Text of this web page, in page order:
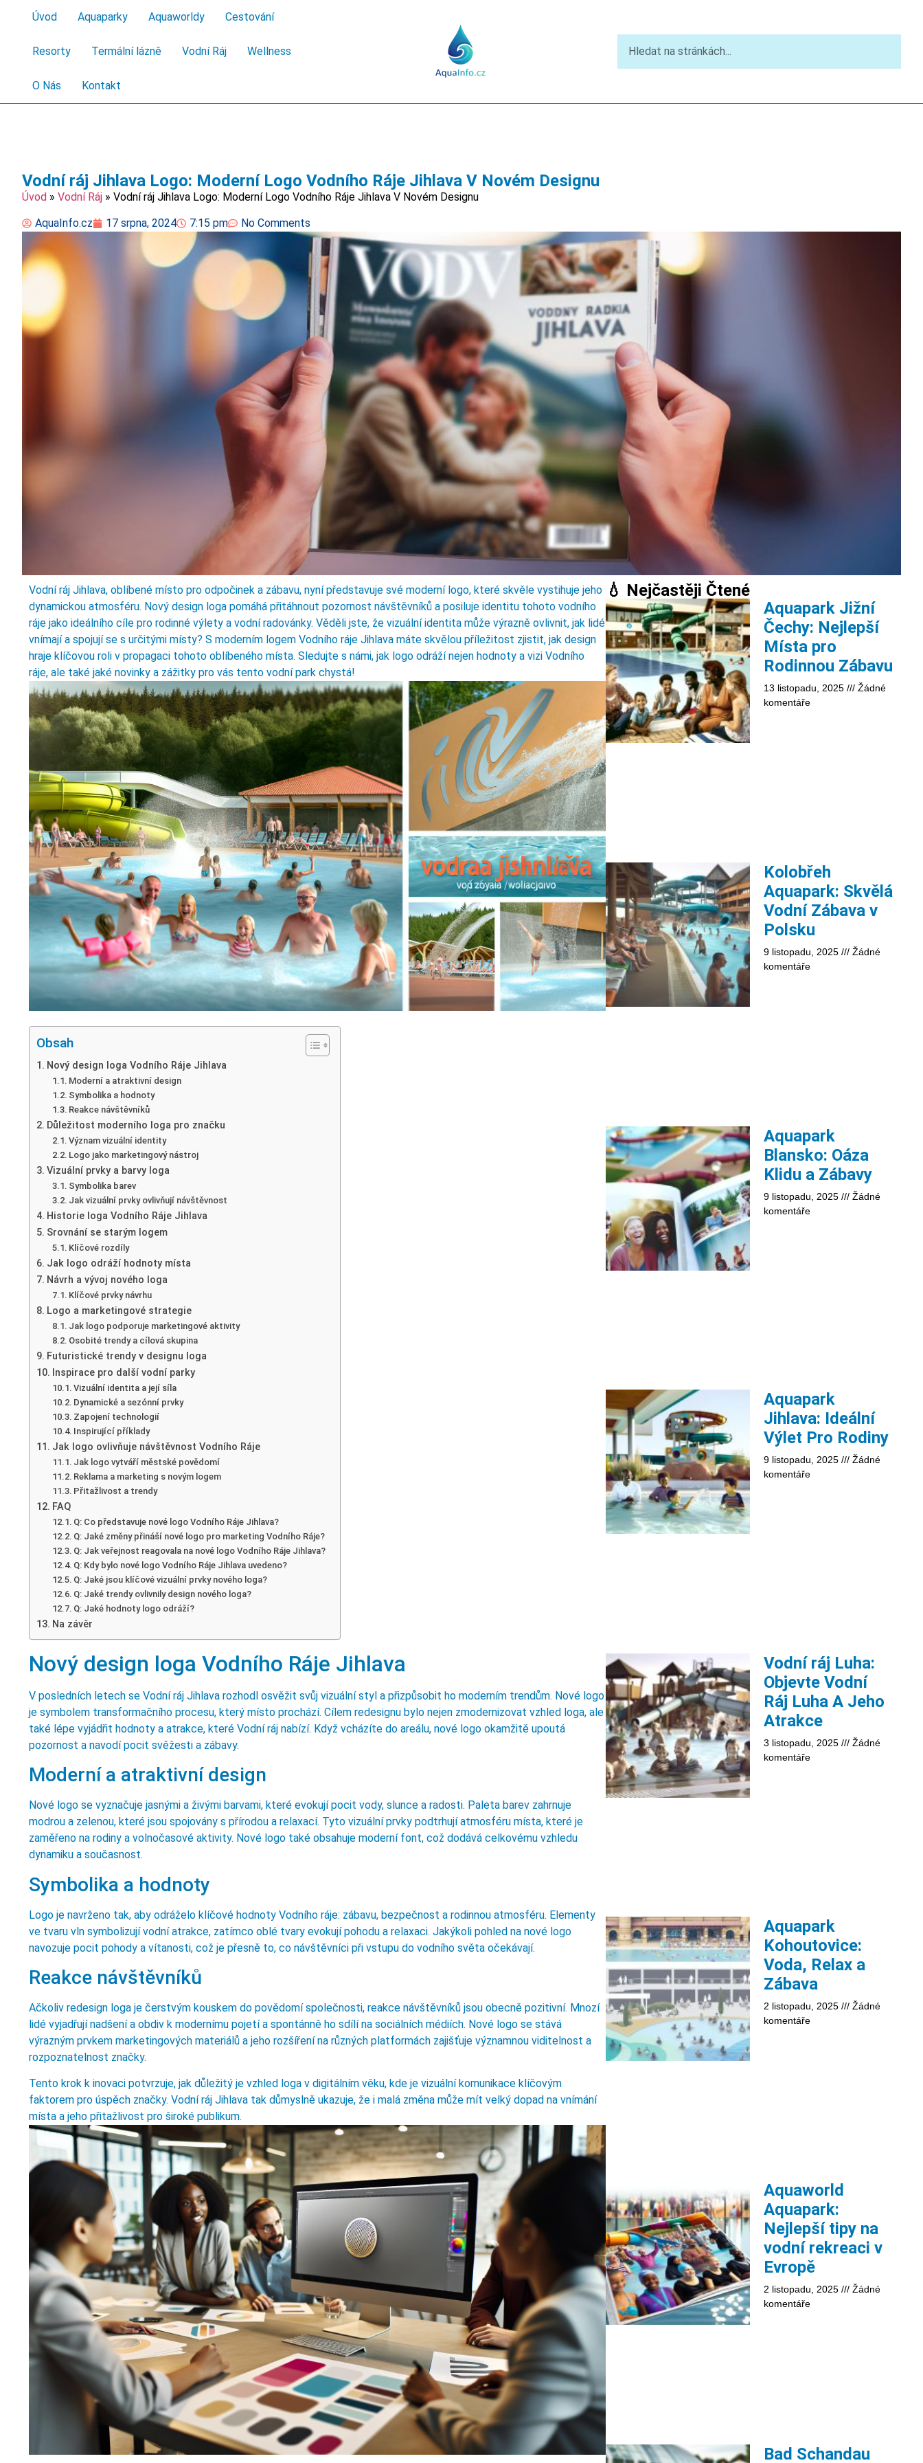
Úvod Aquaparky Aquaworldy Cestování
Resorty Termální lázně Vodní Ráj Wellness
O Nás Kontakt
Vodní ráj Jihlava Logo: Moderní Logo Vodního Ráje Jihlava V Novém Designu
Úvod » Vodní Ráj » Vodní ráj Jihlava Logo: Moderní Logo Vodního Ráje Jihlava V Novém Designu
AquaInfo.cz 17 srpna, 2024 7:15 pm No Comments
Vodní ráj Jihlava, oblíbené místo pro odpočinek a zábavu, nyní představuje své moderní logo, které skvěle vystihuje jeho
dynamickou atmosféru. Nový design loga pomáhá přitáhnout pozornost návštěvníků a posiluje identitu tohoto vodního
ráje jako ideálního cíle pro rodinné výlety a vodní radovánky. Věděli jste, že vizuální identita může výrazně ovlivnit, jak lidé
vnímají a spojují se s určitými místy? S moderním logem Vodního ráje Jihlava máte skvělou příležitost zjistit, jak design
hraje klíčovou roli v propagaci tohoto oblíbeného místa. Sledujte s námi, jak logo odráží nejen hodnoty a vizi Vodního
ráje, ale také jaké novinky a zážitky pro vás tento vodní park chystá!
Obsah
Nový design loga Vodního Ráje Jihlava
Moderní a atraktivní design
Symbolika a hodnoty
Reakce návštěvníků
Důležitost moderního loga pro značku
Význam vizuální identity
Logo jako marketingový nástroj
Vizuální prvky a barvy loga
Symbolika barev
Jak vizuální prvky ovlivňují návštěvnost
Historie loga Vodního Ráje Jihlava
Srovnání se starým logem
Klíčové rozdíly
Jak logo odráží hodnoty místa
Návrh a vývoj nového loga
Klíčové prvky návrhu
Logo a marketingové strategie
Jak logo podporuje marketingové aktivity
Osobité trendy a cílová skupina
Futuristické trendy v designu loga
Inspirace pro další vodní parky
Vizuální identita a její síla
Dynamické a sezónní prvky
Zapojení technologií
Inspirující příklady
Jak logo ovlivňuje návštěvnost Vodního Ráje
Jak logo vytváří městské povědomí
Reklama a marketing s novým logem
Přitažlivost a trendy
FAQ
Q: Co představuje nové logo Vodního Ráje Jihlava?
Q: Jaké změny přináší nové logo pro marketing Vodního Ráje?
Q: Jak veřejnost reagovala na nové logo Vodního Ráje Jihlava?
Q: Kdy bylo nové logo Vodního Ráje Jihlava uvedeno?
Q: Jaké jsou klíčové vizuální prvky nového loga?
Q: Jaké trendy ovlivnily design nového loga?
Q: Jaké hodnoty logo odráží?
Na závěr
Nový design loga Vodního Ráje Jihlava
V posledních letech se Vodní ráj Jihlava rozhodl osvěžit svůj vizuální styl a přizpůsobit ho moderním trendům. Nové logo
je symbolem transformačního procesu, který místo prochází. Cílem redesignu bylo nejen zmodernizovat vzhled loga, ale
také lépe vyjádřit hodnoty a atrakce, které Vodní ráj nabízí. Když vcházíte do areálu, nové logo okamžitě upoutá
pozornost a navodí pocit svěžesti a zábavy.
Moderní a atraktivní design
Nové logo se vyznačuje jasnými a živými barvami, které evokují pocit vody, slunce a radosti. Paleta barev zahrnuje
modrou a zelenou, které jsou spojovány s přírodou a relaxací. Tyto vizuální prvky podtrhují atmosféru místa, které je
zaměřeno na rodiny a volnočasové aktivity. Nové logo také obsahuje moderní font, což dodává celkovému vzhledu
dynamiku a současnost.
Symbolika a hodnoty
Logo je navrženo tak, aby odráželo klíčové hodnoty Vodního ráje: zábavu, bezpečnost a rodinnou atmosféru. Elementy
ve tvaru vln symbolizují vodní atrakce, zatímco oblé tvary evokují pohodu a relaxaci. Jakýkoli pohled na nové logo
navozuje pocit pohody a vítanosti, což je přesně to, co návštěvníci při vstupu do vodního světa očekávají.
Reakce návštěvníků
Ačkoliv redesign loga je čerstvým kouskem do povědomí společnosti, reakce návštěvníků jsou obecně pozitivní. Mnozí
lidé vyjadřují nadšení a obdiv k modernímu pojetí a spontánně ho sdílí na sociálních médiích. Nové logo se stává
výrazným prvkem marketingových materiálů a jeho rozšíření na různých platformách zajišťuje významnou viditelnost a
rozpoznatelnost značky.
Tento krok k inovaci potvrzuje, jak důležitý je vzhled loga v digitálním věku, kde je vizuální komunikace klíčovým
faktorem pro úspěch značky. Vodní ráj Jihlava tak důmyslně ukazuje, že i malá změna může mít velký dopad na vnímání
místa a jeho přitažlivost pro široké publikum.
💧 Nejčastěji Čtené
Aquapark Jižní
Čechy: Nejlepší
Místa pro
Rodinnou Zábavu
13 listopadu, 2025
Žádné
komentáře
Kolobřeh
Aquapark: Skvělá
Vodní Zábava v
Polsku
9 listopadu, 2025
Žádné
komentáře
Aquapark
Blansko: Oáza
Klidu a Zábavy
9 listopadu, 2025
Žádné
komentáře
Aquapark
Jihlava: Ideální
Výlet Pro Rodiny
9 listopadu, 2025
Žádné
komentáře
Vodní ráj Luha:
Objevte Vodní
Ráj Luha A Jeho
Atrakce
3 listopadu, 2025
Žádné
komentáře
Aquapark
Kohoutovice:
Voda, Relax a
Zábava
2 listopadu, 2025
Žádné
komentáře
Aquaworld
Aquapark:
Nejlepší tipy na
vodní rekreaci v
Evropě
2 listopadu, 2025
Žádné
komentáře
Bad Schandau